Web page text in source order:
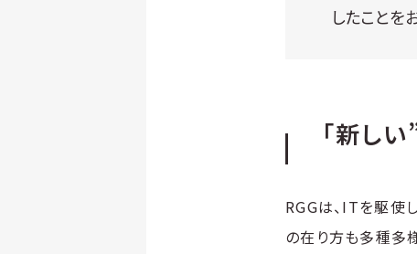
したことを
「新し
RGGは、ITを駆使
の在り方も多種多